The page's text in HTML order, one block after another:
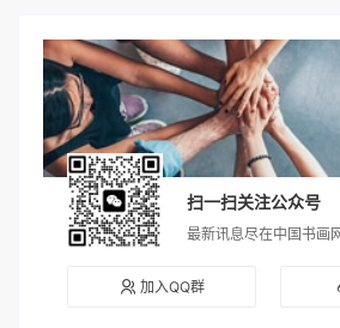
扫一扫关注公众号
最新讯息尽在中国书画
加入QQ群